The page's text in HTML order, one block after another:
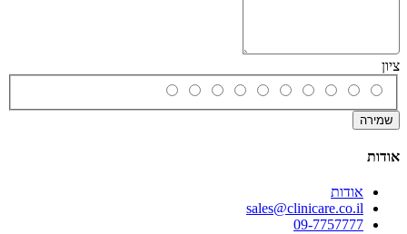
ציון
שמירה
אודות
אודות
sales@clinicare.co.il
09-7757777